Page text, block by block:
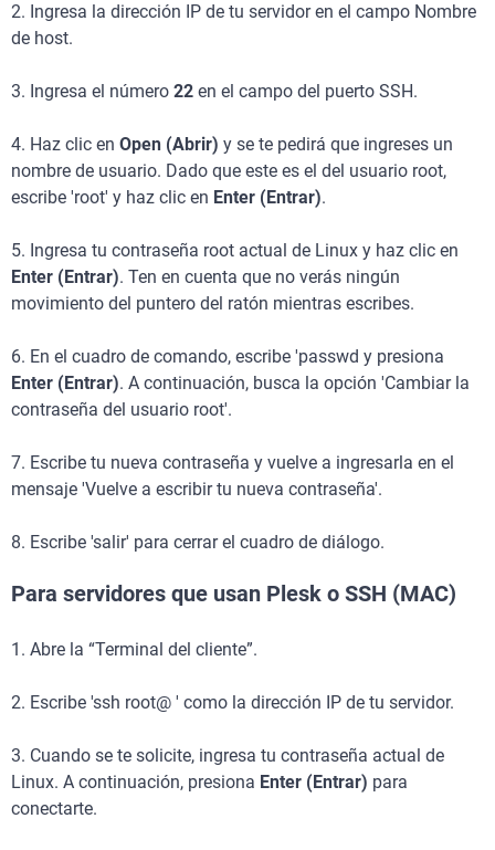
2. Ingresa la dirección IP de tu servidor en el campo Nombre
de host.
3. Ingresa el número 22 en el campo del puerto SSH.
4. Haz clic en Open (Abrir) y se te pedirá que ingreses un
nombre de usuario. Dado que este es el del usuario root,
escribe 'root' y haz clic en Enter (Entrar).
5. Ingresa tu contraseña root actual de Linux y haz clic en
Enter (Entrar). Ten en cuenta que no verás ningún
movimiento del puntero del ratón mientras escribes.
6. En el cuadro de comando, escribe 'passwd y presiona
Enter (Entrar). A continuación, busca la opción 'Cambiar la
contraseña del usuario root'.
7. Escribe tu nueva contraseña y vuelve a ingresarla en el
mensaje 'Vuelve a escribir tu nueva contraseña'.
8. Escribe 'salir' para cerrar el cuadro de diálogo.
Para servidores que usan Plesk o SSH (MAC)
1. Abre la “Terminal del cliente”.
2. Escribe 'ssh root@ ' como la dirección IP de tu servidor.
3. Cuando se te solicite, ingresa tu contraseña actual de
Linux. A continuación, presiona Enter (Entrar) para
conectarte.